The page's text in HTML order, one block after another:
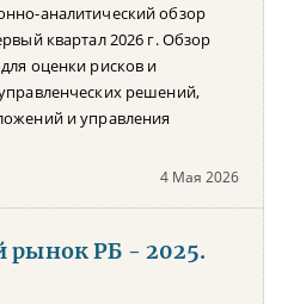
аналитический обзор
квартал 2026 г. Обзор
оценки рисков и
решений,
и управления
4 Мая 2026
рынок РБ - 2025.